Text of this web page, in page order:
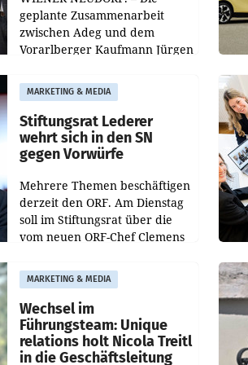
geplante Zusammenarbeit
zwischen Adeg und dem
Vorarlberger Kaufmann Jürgen
freigegeben: Die
Bundeswettbewerbsbehörde
und der Bundeskartellanwalt
MARKETING & MEDIA
Stiftungsrat Lederer
wehrt sich in den SN
gegen Vorwürfe
Mehrere Themen beschäftigen
derzeit den ORF. Am Dienstag
soll im Stiftungsrat über die
vom neuen ORF-Chef Clemens
Besetzungen für die
Direktionen abgestimmt
werden.
MARKETING & MEDIA
Wechsel im
Führungsteam: Unique
relations holt Nicola Treitl
in die Geschäftsleitung